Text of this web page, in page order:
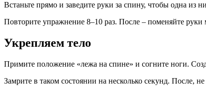
Встаньте прямо и заведите руки за спину, чтобы одна
Повторите упражнение 8–10 раз. После – поменяйте руки
Укрепляем тело
Примите положение «лежа на спине» и согните ноги.
Замрите в таком состоянии на несколько секунд. После,